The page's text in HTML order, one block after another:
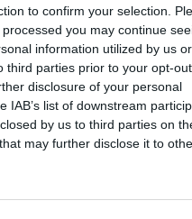
to confirm your selection.
you may continue
information utilized by us or
third parties prior to your opt-
disclosure of your personal
IAB’s list of downstream
by us to third parties on
that may further disclose it to